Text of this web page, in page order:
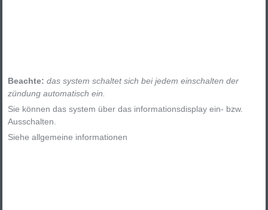
Beachte:das system schaltet sich bei jedem einschalten der
zündung automatisch ein.
Sie können das system über das informationsdisplay ein- bzw.
Ausschalten.
Siehe allgemeine informationen